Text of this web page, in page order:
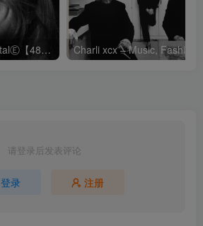
Ariana Grande – petalⒺ【48kHz／24bit】英国区
请登录后发表评论
登录 注册